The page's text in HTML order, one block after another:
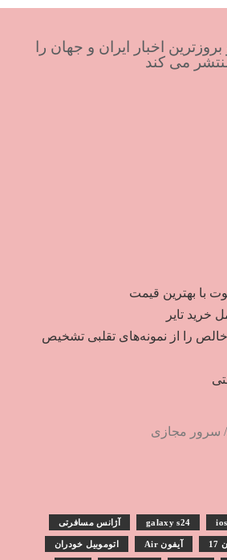
اخبار ایران و جهان را
می کند
را از نمونه‌های تقلبی تشخیص
/ سرور مجازی
galaxy s24 ios آژانس مسافرتی
آیفون Air اتوموبیل خودران